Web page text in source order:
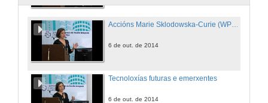
Accións Marie Sklodowska-Curie (WP2015)
6 de out. de 2014
Tecnoloxías futuras e emerxentes
6 de out. de 2014